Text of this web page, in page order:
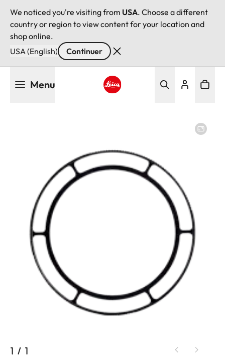
We noticed you're visiting from USA. Choose a different
country or region to view content for your location and
shop online.
USA (English)
Continuer
Menu
1 / 1